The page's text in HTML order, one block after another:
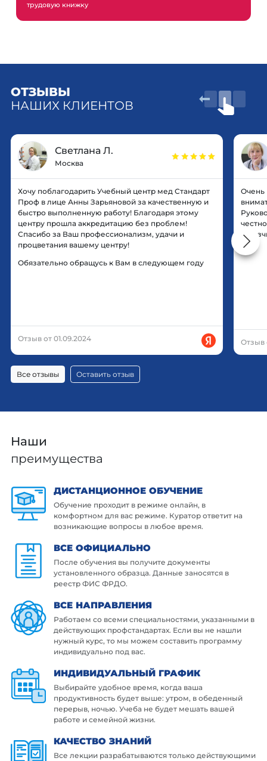
трудовую книжку
ОТЗЫВЫ
НАШИХ КЛИЕНТОВ
Светлана Л.
Москва
Хочу поблагодарить Учебный центр мед Стандарт
Проф в лице Анны Зарьяновой за качественную и
быстро выполненную работу! Благодаря этому
центру прошла аккредитацию без проблем!
Спасибо за Ваш профессионализм, удачи и
процветания вашему центру!
Обязательно обращусь к Вам в следующем году
Отзыв от 01.09.2024
Очень
Отзыв
Все отзывы Оставить отзыв
Наши
преимущества
ДИСТАНЦИОННОЕ ОБУЧЕНИЕ
Обучение проходит в режиме онлайн, в
комфортном для вас режиме. Куратор ответит на
возникающие вопросы в любое время.
ВСЕ ОФИЦИАЛЬНО
После обучения вы получите документы
установленного образца. Данные заносятся в
реестр ФИС ФРДО.
ВСЕ НАПРАВЛЕНИЯ
Работаем со всеми специальностями, указанными в
действующих профстандартах. Если вы не нашли
нужный курс, то мы можем составить программу
индивидуально под вас.
ИНДИВИДУАЛЬНЫЙ ГРАФИК
Выбирайте удобное время, когда ваша
продуктивность будет выше: утром, в обеденный
перерыв, ночью. Учеба не будет мешать вашей
работе и семейной жизни.
КАЧЕСТВО ЗНАНИЙ
Все лекции разрабатываются только действующими